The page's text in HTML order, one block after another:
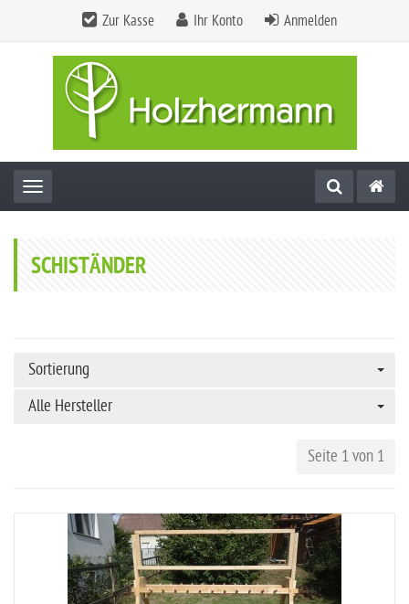
Zur Kasse Ihr Konto Anmelden
Toggle navigation
SCHISTÄNDER
Sortierung
Alle Hersteller
Seite 1 von 1